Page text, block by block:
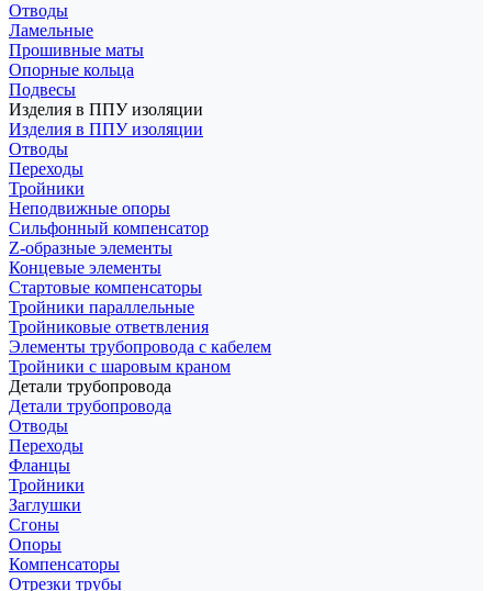
Отводы
Ламельные
Прошивные маты
Опорные кольца
Подвесы
Изделия в ППУ изоляции
Изделия в ППУ изоляции
Отводы
Переходы
Тройники
Неподвижные опоры
Cильфонный компенсатор
Z-образные элементы
Концевые элементы
Стартовые компенсаторы
Тройники параллельные
Тройниковые ответвления
Элементы трубопровода с кабелем
Тройники с шаровым краном
Детали трубопровода
Детали трубопровода
Отводы
Переходы
Фланцы
Тройники
Заглушки
Сгоны
Опоры
Компенсаторы
Отрезки трубы